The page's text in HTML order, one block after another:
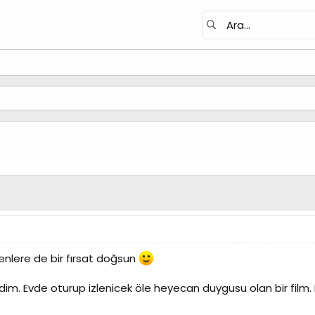
de bir fırsat doğsun
Evde oturup izlenicek öle heyecan duygusu olan bir